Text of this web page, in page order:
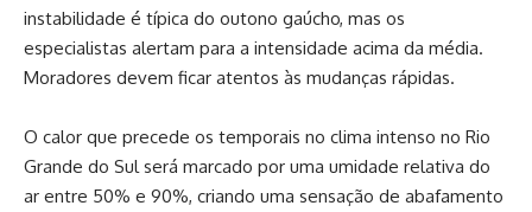
instabilidade é típica do outono gaúcho, mas os
especialistas alertam para a intensidade acima da média.
Moradores devem ficar atentos às mudanças rápidas.
O calor que precede os temporais no clima intenso no Rio
Grande do Sul será marcado por uma umidade relativa do
ar entre 50% e 90%, criando uma sensação de abafamento